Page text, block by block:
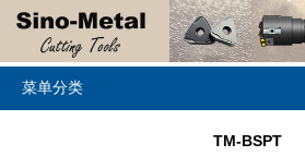
菜单分类
TM-BSPT